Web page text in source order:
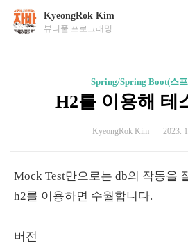
KyeongRok Kim
뷰티풀 프로그래밍
Spring/Spring Boot(스
H2를 이용해 테
KyeongRok Kim 2023.
Mock Test만으로는 db의 작동을
h2를 이용하면 수월합니다.
버전